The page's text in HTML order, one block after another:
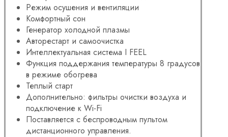
Режим осушения и вентиляции
Комфортный сон
Генератор холодной плазмы
Авторестарт и самоочистка
Интеллектуальная система I FEEL
Функция поддержания температуры 8 градусов
в режиме обогрева
Теплый старт
Дополнительно: фильтры очистки воздуха и
подключение к Wi-Fi
Поставляется с беспроводным пультом
дистанционного управления.